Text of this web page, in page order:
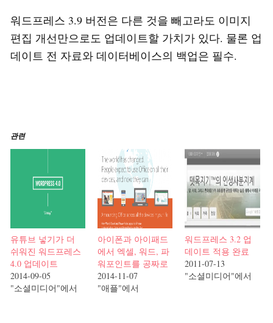
워드프레스 3.9 버전은 다른 것을 빼고라도 이미지
편집 개선만으로도 업데이트할 가치가 있다. 물론 업
데이트 전 자료와 데이터베이스의 백업은 필수.
관련
유튜브 넣기가 더
쉬워진 워드프레스
4.0 업데이트
2014-09-05
"소셜미디어"에서
아이폰과 아이패드
에서 엑셀, 워드, 파
워포인트를 공짜로
2014-11-07
"애플"에서
워드프레스 3.2 업
데이트 적용 완료
2011-07-13
"소셜미디어"에서